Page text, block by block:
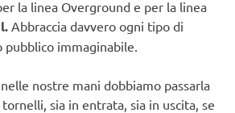
la linea Overground e per la linea
Abbraccia davvero ogni tipo di
immaginabile.
nostre mani dobbiamo passarla
sia in entrata, sia in uscita, se